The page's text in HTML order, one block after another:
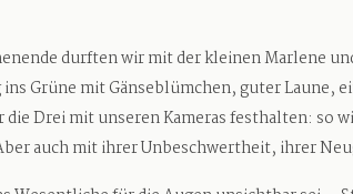
durften wir mit der kleinen Marlene
Grüne mit Gänseblümchen, guter Laune,
die Drei mit unseren Kameras festhalten: so
auch mit ihrer Unbeschwertheit, ihrer